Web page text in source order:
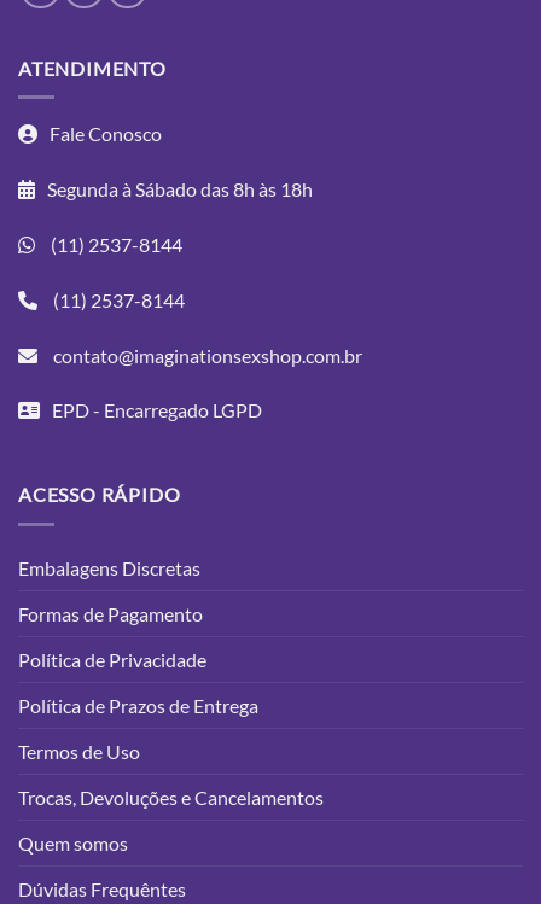
ATENDIMENTO
Fale Conosco
Segunda à Sábado das 8h às 18h
(11) 2537-8144
(11) 2537-8144
contato@imaginationsexshop.com.br
EPD - Encarregado LGPD
ACESSO RÁPIDO
Embalagens Discretas
Formas de Pagamento
Política de Privacidade
Política de Prazos de Entrega
Termos de Uso
Trocas, Devoluções e Cancelamentos
Quem somos
Dúvidas Frequêntes